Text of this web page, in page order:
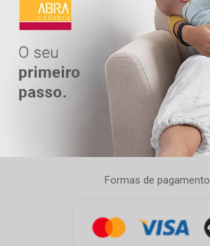
Formas de pagamento